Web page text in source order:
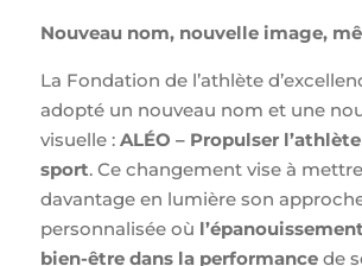
Nouveau nom, nouvelle image,
La Fondation de l’athlète
adopté un nouveau nom et une
visuelle : ALÉO – Propulser
sport. Ce changement vise à
davantage en lumière son
personnalisée où
bien-être dans la performancede